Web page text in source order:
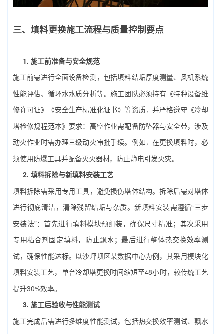
三、填料更换施工流程与质量控制要点
1. 施工前准备与安全规范
施工前需进行全面设备检测，包括填料结垢厚度测量、风机系统
性能评估、循环水水质分析等。施工团队必须持有《特种设备维
修许可证》《安全生产标准化证书》等资质，并严格遵守《冷却
塔检修规程范本》要求：高空作业需配备防坠器与安全带，涉及
动火作业时需办理三级动火审批手续。例如，在更换填料时，必
须使用防爆工具并配备灭火器材，防止静电引发火灾。
2. 填料拆除与新填料安装工艺
填料拆除需采用专用工具，避免损伤塔体结构。拆除后需对塔体
进行彻底清洁，清除残留结垢与杂质。新填料安装需遵循“三步
安装法”：首先进行填料模块预组装，确保尺寸精准；其次采用
专用粘合剂固定填料，防止飘水；最后进行整体热交换效率测
试，确保性能达标。以沙坪坝区某数据中心为例，其采用模块化
填料安装工艺，单台冷却塔更换时间缩短至48小时，较传统工艺
提升30%效率。
3. 施工后验收与性能测试
施工完成后需进行多维度性能测试，包括热交换效率测试、飘水